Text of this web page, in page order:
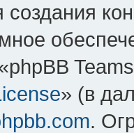
создания
» (в
.